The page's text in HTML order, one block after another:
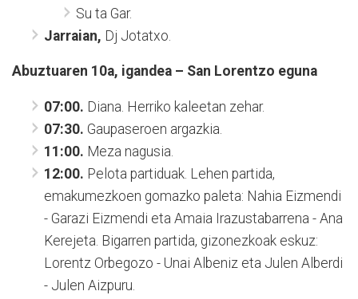
Su ta Gar.
Jarraian, Dj Jotatxo.
Abuztuaren 10a, igandea – San Lorentzo eguna
07:00. Diana. Herriko kaleetan zehar.
07:30. Gaupaseroen argazkia.
11:00. Meza nagusia.
12:00. Pelota partiduak. Lehen partida,
emakumezkoen gomazko paleta: Nahia Eizmendi
- Garazi Eizmendi eta Amaia Irazustabarrena - Ana
Kerejeta. Bigarren partida, gizonezkoak eskuz:
Lorentz Orbegozo - Unai Albeniz eta Julen Alberdi
- Julen Aizpuru.